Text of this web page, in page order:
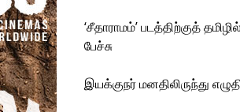
‘சீதாராமம்’ படத்திற்குத்
பேச்சு
இயக்குநர் மனதிலிருந்து